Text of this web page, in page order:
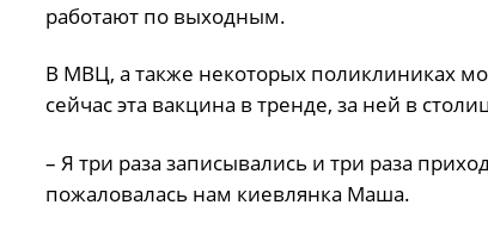
работают по выходным.
В МВЦ, а также некоторых поликлиниках
сейчас эта вакцина в тренде, за ней в
– Я три раза записывались и три раза
пожаловалась нам киевлянка Маша.